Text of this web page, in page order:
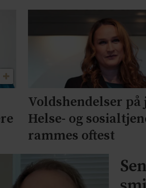
Voldshendelser på
Helse- og
rammes oftest